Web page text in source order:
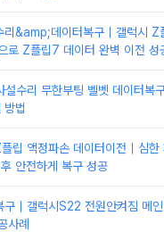
리&amp;데이터복구｜갤럭시 Z
로 Z플립7 데이터 완벽 이전 성
설수리 무한부팅 벨벳 데이터복
방법
립 액정파손 데이터이전｜심한
안전하게 복구 성공
구｜갤럭시S22 전원안켜짐 메
사례